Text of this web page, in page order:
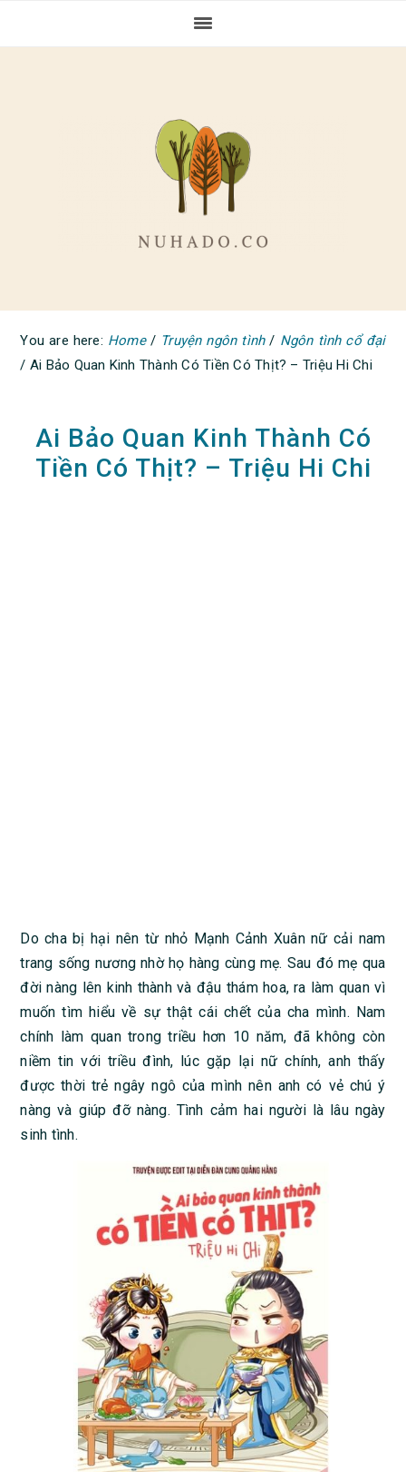
You are here: Home / Truyện ngôn tình / Ngôn tình cổ đại
/ Ai Bảo Quan Kinh Thành Có Tiền Có Thịt? – Triệu Hi Chi
Ai Bảo Quan Kinh Thành Có
Tiền Có Thịt? – Triệu Hi Chi
Do cha bị hại nên từ nhỏ Mạnh Cảnh Xuân nữ cải nam
trang sống nương nhờ họ hàng cùng mẹ. Sau đó mẹ qua
đời nàng lên kinh thành và đậu thám hoa, ra làm quan vì
muốn tìm hiểu về sự thật cái chết của cha mình. Nam
chính làm quan trong triều hơn 10 năm, đã không còn
niềm tin với triều đình, lúc gặp lại nữ chính, anh thấy
được thời trẻ ngây ngô của mình nên anh có vẻ chú ý
nàng và giúp đỡ nàng. Tình cảm hai người là lâu ngày
sinh tình.